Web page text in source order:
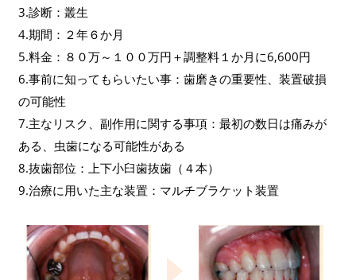
3.診断：叢生
4.期間：２年６か月
5.料金：８０万～１００万円＋調整料１か月に6,600円
6.事前に知ってもらいたい事：歯磨きの重要性、装置破損
の可能性
7.主なリスク、副作用に関する事項：最初の数日は痛みが
ある、虫歯になる可能性がある
8.抜歯部位：上下小臼歯抜歯（４本）
9.治療に用いた主な装置：マルチブラケット装置